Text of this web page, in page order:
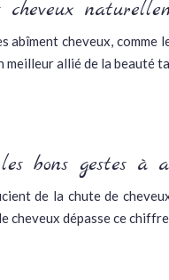
cheveux
abîment cheveux,
allié de la beauté
bons gestes à
de la chute de
cheveux dépasse ce